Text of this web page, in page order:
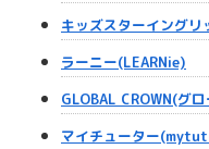
キッズスターイング
ラーニー(LEARNie)
GLOBAL CROWN(グ
マイチューター